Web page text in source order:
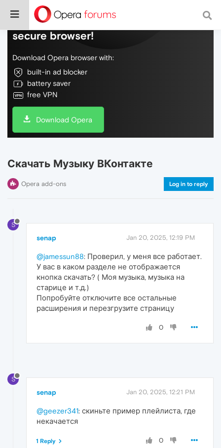
Do more on the web, with a fast and
secure browser!
Download Opera browser with:
built-in ad blocker
battery saver
free VPN
Download Opera
Скачать Музыку ВКонтакте
Opera add-ons Log in to reply
S
senap Jan 20, 2025, 12:19 PM
@jamessun88: Проверил, у меня все работает.
У вас в каком разделе не отображается
кнопка скачать? ( Моя музыка, музыка на
старице и т.д.)
Попробуйте отключите все остальные
расширения и перезгрузите страницу
0
S
senap Jan 20, 2025, 12:21 PM
@geezer341: скиньте пример плейлиста, где
некачается
0
1 Reply